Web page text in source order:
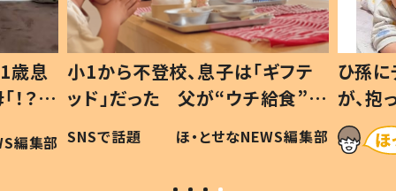
歳息
？」
編集部
小1から不登校、息子は「ギフテ
ッド」だった 父が“ウチ給食”を
作り続ける理由とは #令和の親
#令和の子
SNSで話題 ほ・とせなNEWS編集部
ひ孫
が、
「涙が
い」